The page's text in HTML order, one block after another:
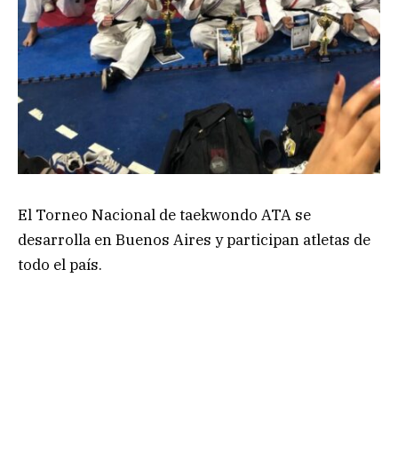
El Torneo Nacional de taekwondo ATA se
desarrolla en Buenos Aires y participan atletas de
todo el país.